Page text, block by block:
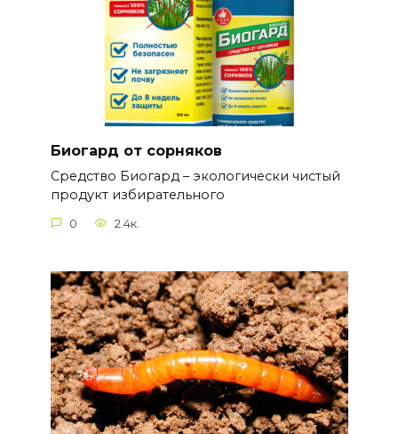
Биогард от сорняков
Средство Биогард – экологически чистый
продукт избирательного
0 2.4к.